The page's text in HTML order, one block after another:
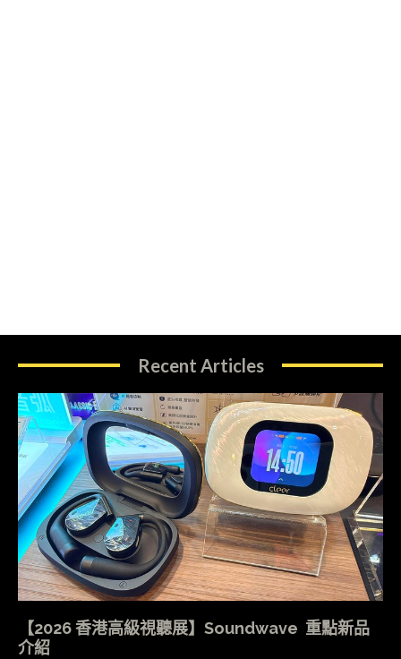
Recent Articles
【2026 香港高級視聽展】Soundwave 重點新品
介紹